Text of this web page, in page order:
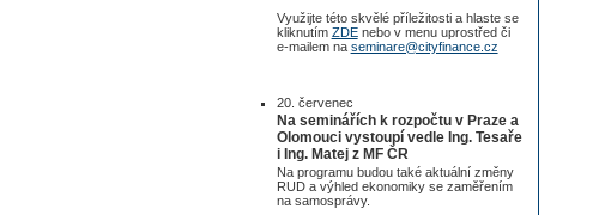
Využijte této skvělé příležitosti a hlaste se
kliknutím ZDEnebo v menu uprostřed či
e-mailem na seminare@cityfinance.cz
20. červenec
Na seminářích k rozpočtu v Praze a
Olomouci vystoupí vedle Ing. Tesaře
i Ing. Matej z MF ČR
Na programu budou také aktuální změny
RUD a výhled ekonomiky se zaměřením
na samosprávy.